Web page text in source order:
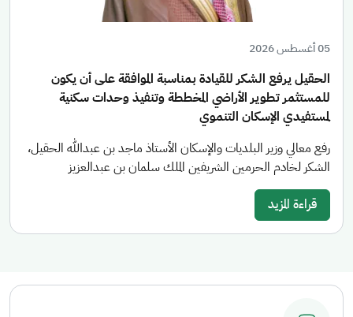
05 أغسطس 2026
الحقيل يرفع الشكر للقيادة بمناسبة الموافقة على أن يكون
للمستثمر تطوير الأراضي المخططة وتنفيذ وحدات سكنية
لمستفيدي الإسكان التنموي
رفع معالي وزير البلديات والإسكان الأستاذ ماجد بن عبدالله الحقيل،
الشكر لخادم الحرمين الشريفين الملك سلمان بن عبدالعزيز
قراءة المزيد